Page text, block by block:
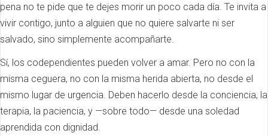
pena no te pide que te dejes morir un poco cada día. Te invita a
vivir contigo, junto a alguien que no quiere salvarte ni ser
salvado, sino simplemente acompañarte.
Sí, los codependientes pueden volver a amar. Pero no con la
misma ceguera, no con la misma herida abierta, no desde el
mismo lugar de urgencia. Deben hacerlo desde la conciencia, la
terapia, la paciencia, y —sobre todo— desde una soledad
aprendida con dignidad.